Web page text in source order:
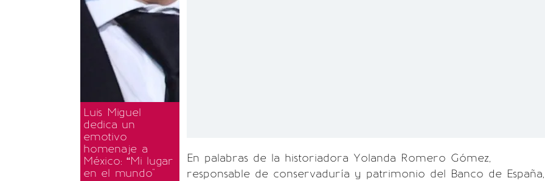
Luis Miguel
dedica un
emotivo
homenaje a
México: “Mi lugar
en el mundo"
En palabras de la historiadora Yolanda Romero Gómez,
responsable de conservaduría y patrimonio del Banco de España,